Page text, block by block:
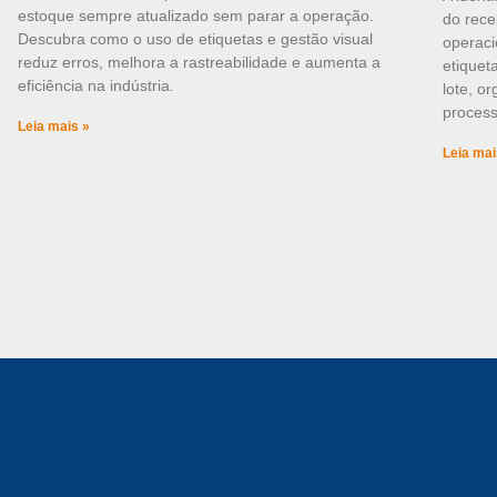
estoque sempre atualizado sem parar a operação.
Descubra como o uso de etiquetas e gestão visual
reduz erros, melhora a rastreabilidade e aumenta a
eficiência na indústria.
Leia mais »
do
lote,
Leia